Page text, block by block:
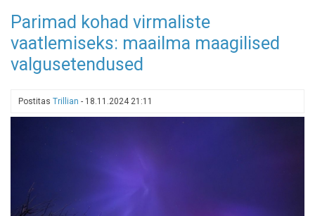
2025.
aastal:
muutuvad
viisid?
Parimad kohad virmaliste
vaatlemiseks: maailma maagilised
valgusetendused
Postitas Trillian - 18.11.2024 21:11